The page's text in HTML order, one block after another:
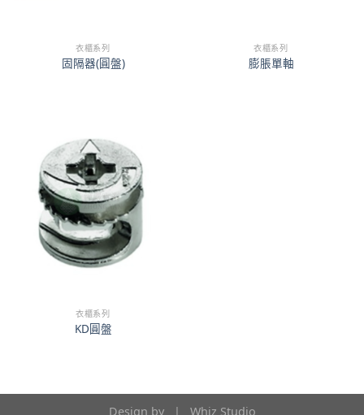
衣櫃系列
固隔器(圓盤)
衣櫃系列
膨脹單軸
衣櫃系列
KD圓盤
Design by | Whiz Studio